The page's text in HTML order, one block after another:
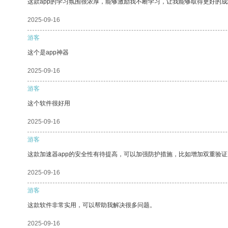
这款app的学习氛围很浓厚，能够激励我不断学习，让我能够取得更好的
2025-09-16
游客
这个是app神器
2025-09-16
游客
这个软件很好用
2025-09-16
游客
这款加速器app的安全性有待提高，可以加强防护措施，比如增加双重验
2025-09-16
游客
这款软件非常实用，可以帮助我解决很多问题。
2025-09-16